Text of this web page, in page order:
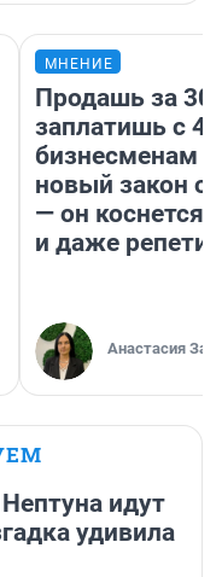
МНЕНИЕ
Продашь за
заплатишь с
бизнесменам
новый закон о
— он коснется
и даже
Анастасия
идут
удивила